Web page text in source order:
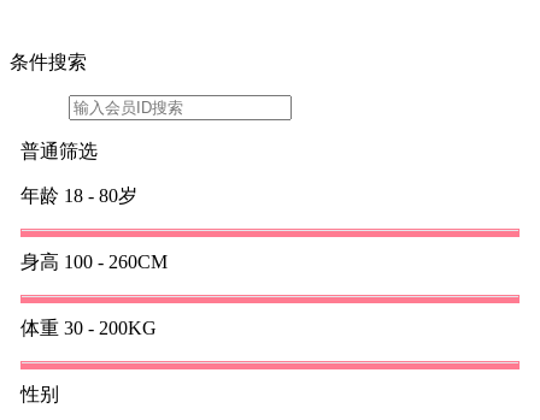
条件搜索
普通筛选
年龄 18 - 80岁
身高 100 - 260CM
体重 30 - 200KG
性别